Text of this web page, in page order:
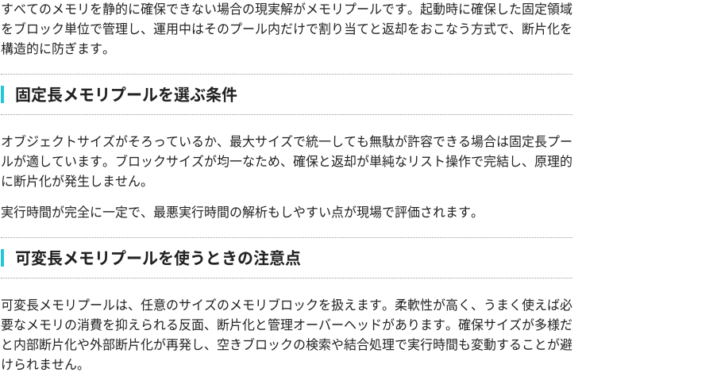
すべてのメモリを静的に確保できない場合の現実解がメモリプールです。起動時に確保した固定領域
をブロック単位で管理し、運用中はそのプール内だけで割り当てと返却をおこなう方式で、断片化を
構造的に防ぎます。
固定長メモリプールを選ぶ条件
オブジェクトサイズがそろっているか、最大サイズで統一しても無駄が許容できる場合は固定長プー
ルが適しています。ブロックサイズが均一なため、確保と返却が単純なリスト操作で完結し、原理的
に断片化が発生しません。
実行時間が完全に一定で、最悪実行時間の解析もしやすい点が現場で評価されます。
可変長メモリプールを使うときの注意点
可変長メモリプールは、任意のサイズのメモリブロックを扱えます。柔軟性が高く、うまく使えば必
要なメモリの消費を抑えられる反面、断片化と管理オーバーヘッドがあります。確保サイズが多様だ
と内部断片化や外部断片化が再発し、空きブロックの検索や結合処理で実行時間も変動することが避
けられません。